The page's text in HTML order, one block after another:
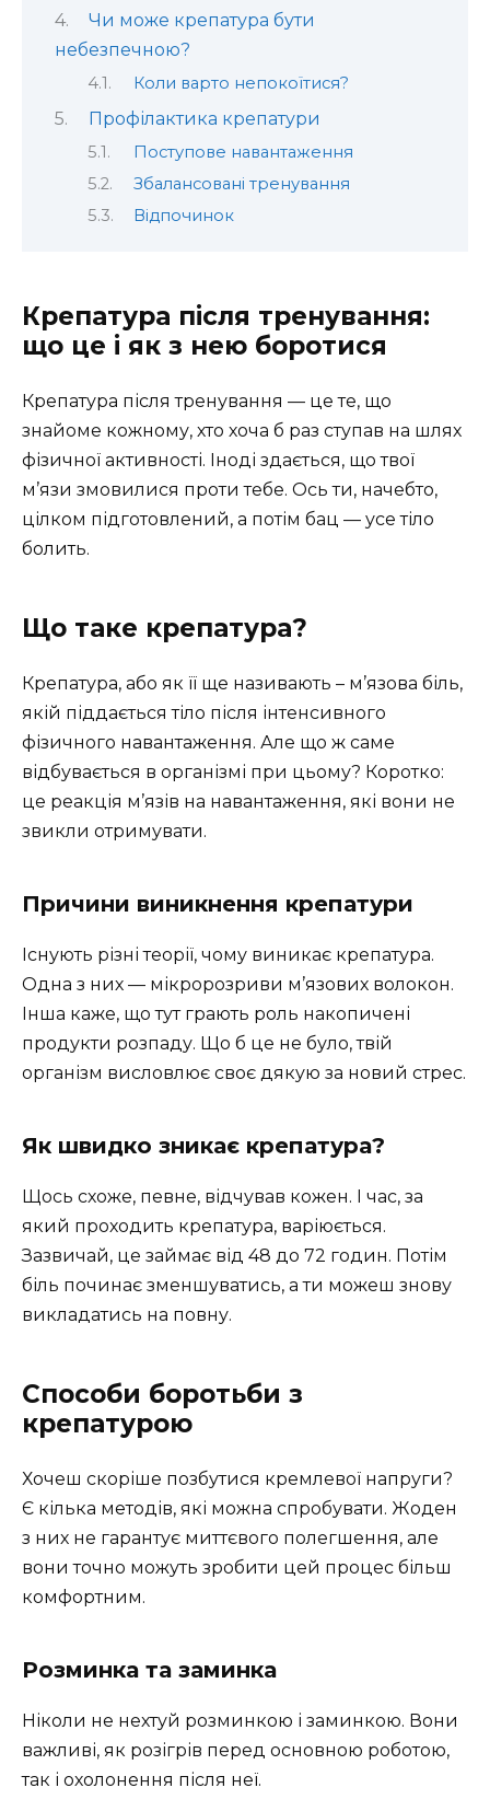
Чи може крепатура бути
небезпечною?
Коли варто непокоїтися?
Профілактика крепатури
Поступове навантаження
Збалансовані тренування
Відпочинок
Крепатура після тренування:
що це і як з нею боротися
Крепатура після тренування — це те, що
знайоме кожному, хто хоча б раз ступав на шлях
фізичної активності. Іноді здається, що твої
м’язи змовилися проти тебе. Ось ти, начебто,
цілком підготовлений, а потім бац — усе тіло
болить.
Що таке крепатура?
Крепатура, або як її ще називають – м’язова біль,
якій піддається тіло після інтенсивного
фізичного навантаження. Але що ж саме
відбувається в організмі при цьому? Коротко:
це реакція м’язів на навантаження, які вони не
звикли отримувати.
Причини виникнення крепатури
Існують різні теорії, чому виникає крепатура.
Одна з них — мікророзриви м’язових волокон.
Інша каже, що тут грають роль накопичені
продукти розпаду. Що б це не було, твій
організм висловлює своє дякую за новий стрес.
Як швидко зникає крепатура?
Щось схоже, певне, відчував кожен. І час, за
який проходить крепатура, варіюється.
Зазвичай, це займає від 48 до 72 годин. Потім
біль починає зменшуватись, а ти можеш знову
викладатись на повну.
Способи боротьби з
крепатурою
Хочеш скоріше позбутися кремлевої напруги?
Є кілька методів, які можна спробувати. Жоден
з них не гарантує миттєвого полегшення, але
вони точно можуть зробити цей процес більш
комфортним.
Розминка та заминка
Ніколи не нехтуй розминкою і заминкою. Вони
важливі, як розігрів перед основною роботою,
так і охолонення після неї.